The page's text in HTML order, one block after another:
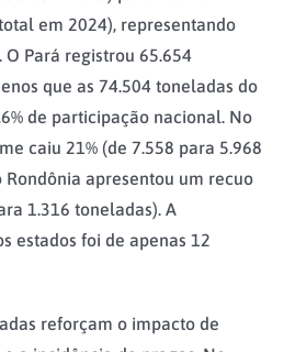
em 2024), representando
O Pará registrou 65.654
que as 74.504 toneladas do
de participação nacional. No
caiu 21% (de 7.558 para 5.968
apresentou um recuo
1.316 toneladas). A
estados foi de apenas 12
reforçam o impacto de